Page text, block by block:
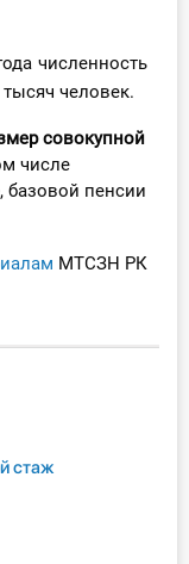
численность
человек.
совокупной
числе
базовой пенсии
МТСЗН РК
стаж